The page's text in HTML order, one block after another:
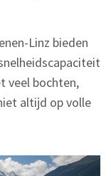
Linz bieden
veel bochten,
altijd op volle